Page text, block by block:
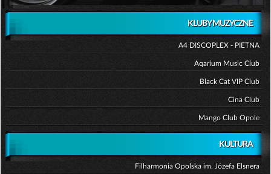
KLUBY MUZYCZNE
A4 DISCOPLEX - PIETNA
Aqarium Music Club
Black Cat VIP Club
Cina Club
Mango Club Opole
KULTURA
Filharmonia Opolska im. Józefa Elsnera